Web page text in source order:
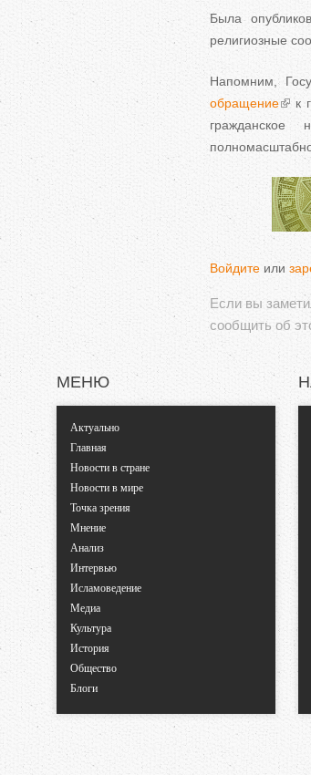
Была
религиозные
Напомним,
обращение
к
Войдите или
Если вы
сообщить об
МЕНЮ
Актуально
Главная
Новости в стране
Новости в мире
Точка зрения
Мнение
Анализ
Интервью
Исламоведение
Медиа
Культура
История
Общество
Блоги